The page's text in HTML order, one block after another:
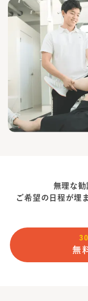
無理な勧
ご希望の日程が埋
無